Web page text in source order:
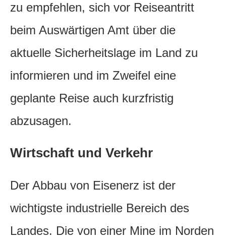
zu empfehlen, sich vor Reiseantritt
beim Auswärtigen Amt über die
aktuelle Sicherheitslage im Land zu
informieren und im Zweifel eine
geplante Reise auch kurzfristig
abzusagen.
Wirtschaft und Verkehr
Der Abbau von Eisenerz ist der
wichtigste industrielle Bereich des
Landes. Die von einer Mine im Norden